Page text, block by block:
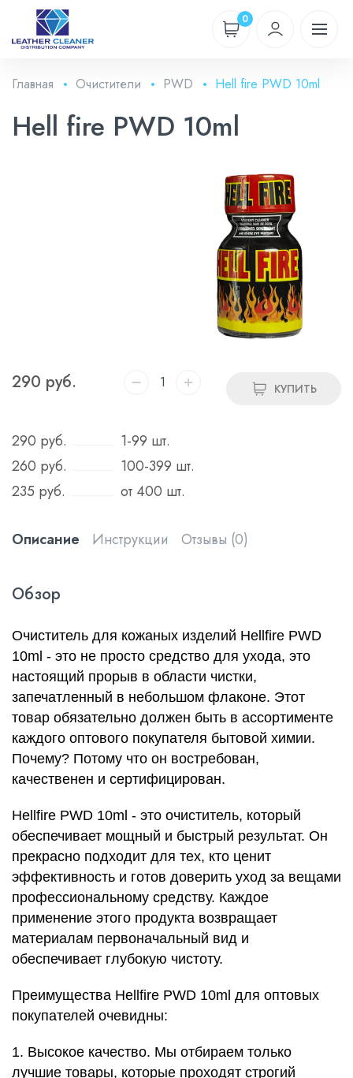
0
Главная Очистители PWD Hell fire PWD 10ml
Hell fire PWD 10ml
290 руб. КУПИТЬ
290 руб.
1-99 шт.
260 руб.
100-399 шт.
235 руб. от 400 шт.
Описание Инструкции Отзывы (0)
Обзор
Очиститель для кожаных изделий Hellfire PWD
10ml - это не просто средство для ухода, это
настоящий прорыв в области чистки,
запечатленный в небольшом флаконе. Этот
товар обязательно должен быть в ассортименте
каждого оптового покупателя бытовой химии.
Почему? Потому что он востребован,
качественен и сертифицирован.
Hellfire PWD 10ml - это очиститель, который
обеспечивает мощный и быстрый результат. Он
прекрасно подходит для тех, кто ценит
эффективность и готов доверить уход за вещами
профессиональному средству. Каждое
применение этого продукта возвращает
материалам первоначальный вид и
обеспечивает глубокую чистоту.
Преимущества Hellfire PWD 10ml для оптовых
покупателей очевидны:
1. Высокое качество. Мы отбираем только
лучшие товары, которые проходят строгий